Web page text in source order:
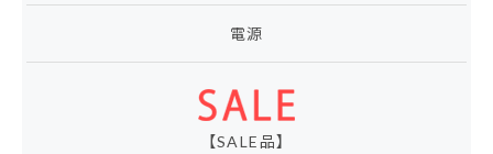
電源
【SALE品】